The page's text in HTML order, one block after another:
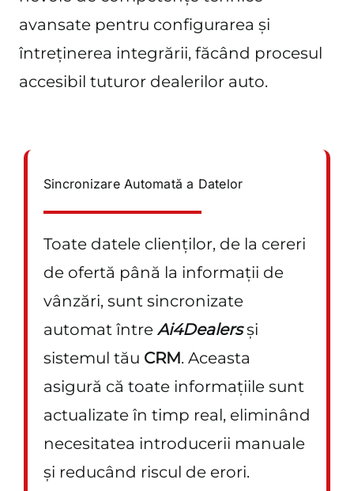
avansate pentru configurarea și
întreținerea integrării, făcând procesul
accesibil tuturor dealerilor auto.
Sincronizare Automată a Datelor
Toate datele clienților, de la cereri
de ofertă până la informații de
vânzări, sunt sincronizate
automat între Ai4Dealers și
sistemul tău CRM. Aceasta
asigură că toate informațiile sunt
actualizate în timp real, eliminând
necesitatea introducerii manuale
și reducând riscul de erori.